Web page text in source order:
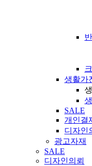
생활가
SALE
개인결
디자인
광고자재
SALE
디자인의뢰